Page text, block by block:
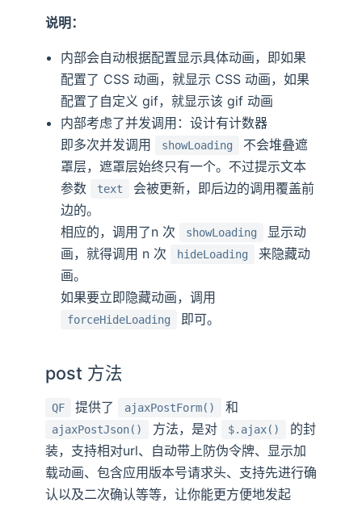
说明：
内部会自动根据配置显示具体动画，即如果
配置了 CSS 动画，就显示 CSS 动画，如果
配置了自定义 gif，就显示该 gif 动画
内部考虑了并发调用：设计有计数器
即多次并发调用
showLoading
不会堆叠遮
罩层，遮罩层始终只有一个。不过提示文本
参数
text
会被更新，即后边的调用覆盖前
边的。
相应的，调用了n 次
showLoading
显示动
画，就得调用 n 次
hideLoading
来隐藏动
画。
如果要立即隐藏动画，调用
forceHideLoading 即可。
post 方法
QF 提供了 ajaxPostForm() 和
ajaxPostJson() 方法，是对 $.ajax()
的封
装，支持相对url、自动带上防伪令牌、显示加
载动画、包含应用版本号请求头、支持先进行确
认以及二次确认等等，让你能更方便地发起